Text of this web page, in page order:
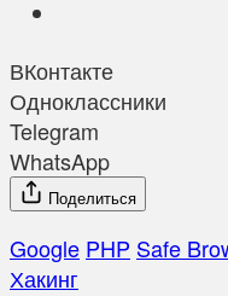
ВКонтакте
Одноклассники
Telegram
WhatsApp
Поделиться
Google PHP Safe
Хакинг